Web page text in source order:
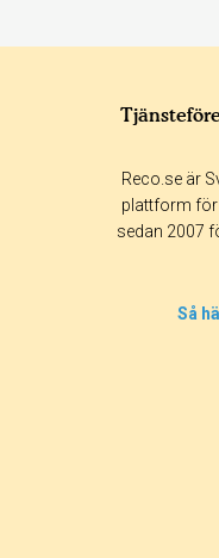
365
Reco.se är
plattform
sedan 2007
Så